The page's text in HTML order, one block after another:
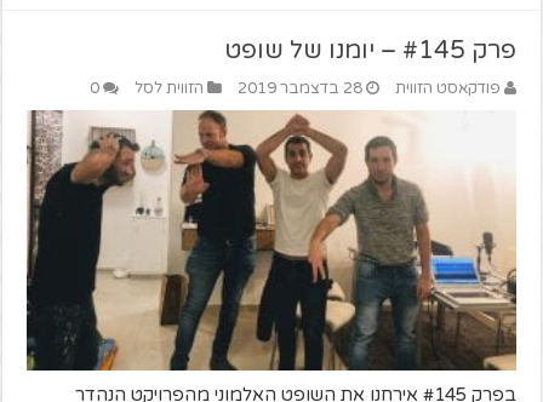
פרק #145 – יומנו של שופט
פודקאסט הזווית 28 בדצמבר 2019 הזווית לסל 0
בפרק #145 אירחנו את השופט האלמוני מהפרויקט הנהדר